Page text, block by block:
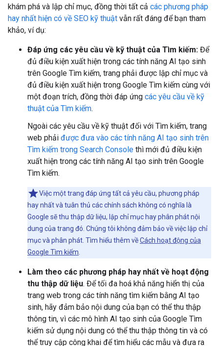
khám phá và lập chỉ mục, đồng thời tất cả các phương pháp
hay nhất hiện có về SEO kỹ thuật vẫn rất đáng để bạn tham
khảo, ví dụ:
Đáp ứng các yêu cầu về kỹ thuật của Tìm kiếm: Để
đủ điều kiện xuất hiện trong các tính năng AI tạo sinh
trên Google Tìm kiếm, trang phải được lập chỉ mục và
đủ điều kiện xuất hiện trong Google Tìm kiếm cùng với
một đoạn trích, đồng thời đáp ứng các yêu cầu về kỹ
thuật của Tìm kiếm.
Ngoài các yêu cầu về kỹ thuật đối với Tìm kiếm, trang
web phải được đưa vào các tính năng AI tạo sinh trên
Tìm kiếm trong Search Console thì mới đủ điều kiện
xuất hiện trong các tính năng AI tạo sinh trên Google
Tìm kiếm.
Việc một trang đáp ứng tất cả yêu cầu, phương pháp
hay nhất và tuân thủ các chính sách không có nghĩa là
Google sẽ thu thập dữ liệu, lập chỉ mục hay phân phát nội
dung của trang đó. Chúng tôi không đảm bảo về việc lập chỉ
mục và phân phát. Tìm hiểu thêm vềCách hoạt động của
Google Tìm kiếm
Làm theo các phương pháp hay nhất về hoạt động
thu thập dữ liệu. Để tối đa hoá khả năng hiển thị của
trang web trong các tính năng tìm kiếm bằng AI tạo
sinh, hãy đảm bảo nội dung của bạn có thể thu thập
thông tin, vì các mô hình AI tạo sinh của Google Tìm
kiếm sử dụng nội dung có thể thu thập thông tin và có
thể truy cập công khai để tìm hiểu các mẫu và đưa ra